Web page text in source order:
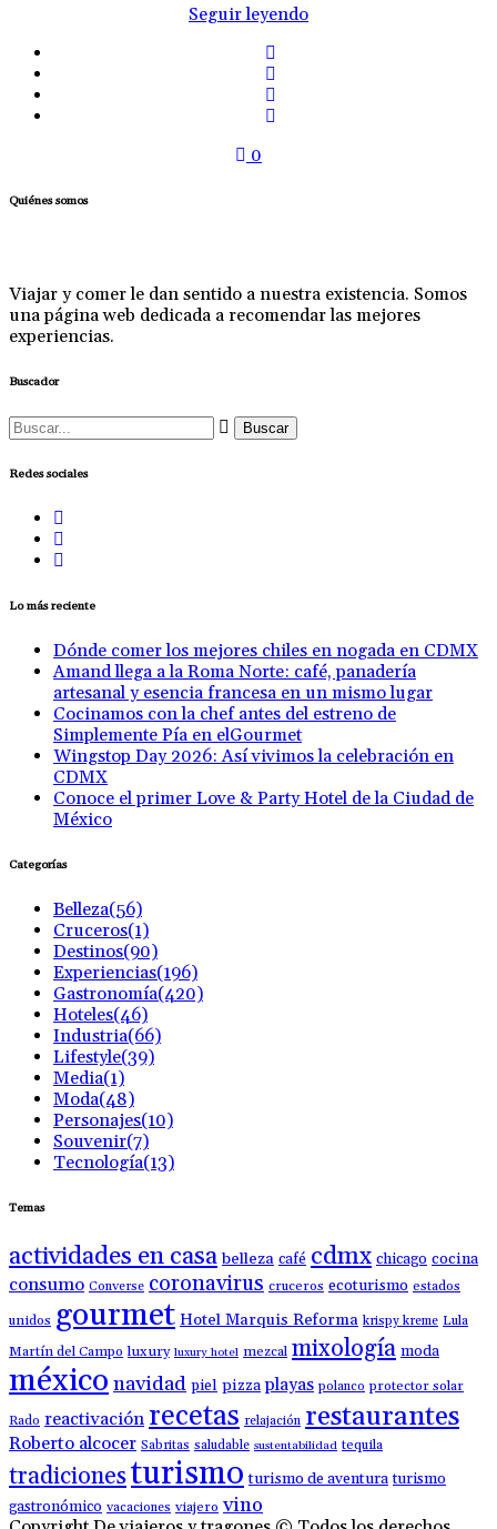
Seguir leyendo
0
Quiénes somos
Viajar y comer le dan sentido a nuestra existencia. Somos
una página web dedicada a recomendar las mejores
experiencias.
Buscador
Buscar:
Redes sociales
Lo más reciente
Dónde comer los mejores chiles en nogada en CDMX
Amand llega a la Roma Norte: café, panadería
artesanal y esencia francesa en un mismo lugar
Cocinamos con la chef antes del estreno de
Simplemente Pía en elGourmet
Wingstop Day 2026: Así vivimos la celebración en
CDMX
Conoce el primer Love & Party Hotel de la Ciudad de
México
Categorías
Belleza(56)
Cruceros(1)
Destinos(90)
Experiencias(196)
Gastronomía(420)
Hoteles(46)
Industria(66)
Lifestyle(39)
Media(1)
Moda(48)
Personajes(10)
Souvenir(7)
Tecnología(13)
Temas
actividades en casa belleza café cdmx chicago cocina
consumo Converse coronavirus cruceros ecoturismo estados
unidos gourmet Hotel Marquis Reforma krispy kreme Lula
Martín del Campo luxury luxury hotel mezcal mixología moda
méxico navidad piel pizza playas polanco protector solar
Rado reactivación recetas relajación restaurantes
Roberto alcocer Sabritas saludable sustentabilidad tequila
tradicionesturismo turismo de aventura turismo
gastronómico vacaciones viajero vino